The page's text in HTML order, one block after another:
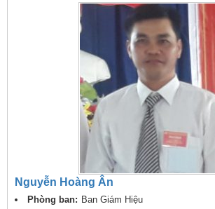
Nguyễn Hoàng Ân
Phòng ban: Ban Giám Hiệu